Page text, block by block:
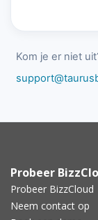
Kom je er niet
Probeer
Probeer BizzCloud
Neem contact op